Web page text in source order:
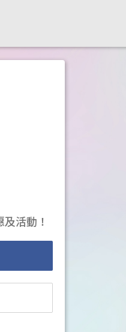
活動！